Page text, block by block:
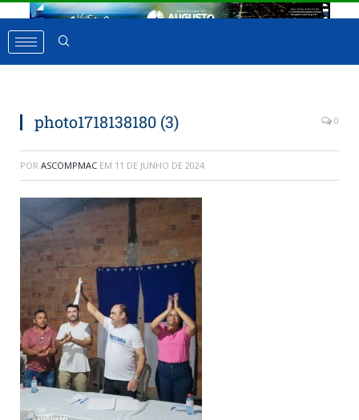
photo1718138180 (3) 0
POR ASCOMPMAC EM 11 DE JUNHO DE 2024